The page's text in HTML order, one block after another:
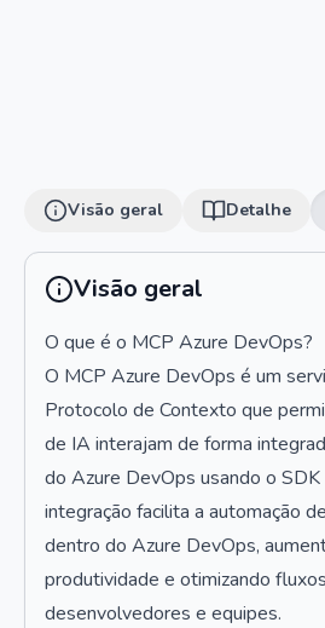
Visão geral Detalhe
Visão geral
O que é o MCP Azure DevOps?
O MCP Azure DevOps é um
Protocolo de Contexto que
de IA interajam de forma
do Azure DevOps usando o
integração facilita a automação
dentro do Azure DevOps,
produtividade e otimizando
desenvolvedores e equipes.